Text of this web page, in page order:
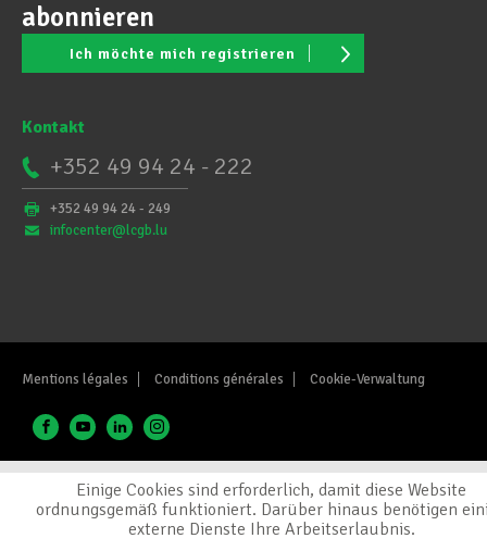
abonnieren
Ich möchte mich registrieren
Kontakt
+352 49 94 24 - 222
+352 49 94 24 - 249
infocenter@lcgb.lu
Mentions légales Conditions générales Cookie-Verwaltung
Einige Cookies sind erforderlich, damit diese Website
ordnungsgemäß funktioniert. Darüber hinaus benötigen
externe Dienste Ihre Arbeitserlaubnis.